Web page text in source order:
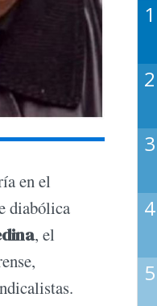
en el
diabólica
, el
1
2
3
4
5